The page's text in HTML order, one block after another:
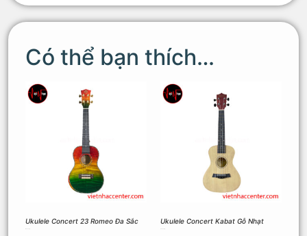
Có thể bạn thích…
Ukulele Concert 23 Romeo Đa Sắc Ukulele Concert Kabat Gỗ Nhạt